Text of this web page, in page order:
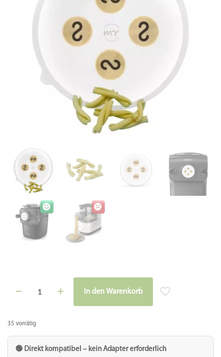
35 vorrätig
Matrize
für
Pastamaker
Avance
In den Warenkorb
🟢 Direkt kompatibel – kein Adapter erforderlich